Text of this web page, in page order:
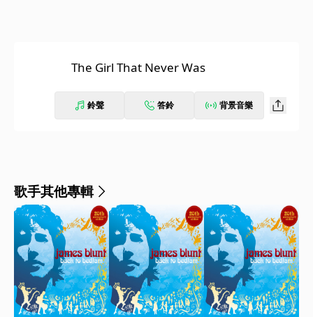
The Girl That Never Was
鈴聲 答鈴 背景音樂
歌手其他專輯